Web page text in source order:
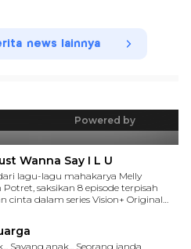
news lainnya